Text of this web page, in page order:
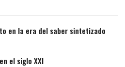
en la era del saber sintetizado
el siglo XXI